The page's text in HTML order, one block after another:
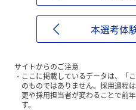
本選考体
サイトからのご注意
ここに掲載しているデータは、「
のものではありません。採用過程
更や採用担当者が変わることで前
す。